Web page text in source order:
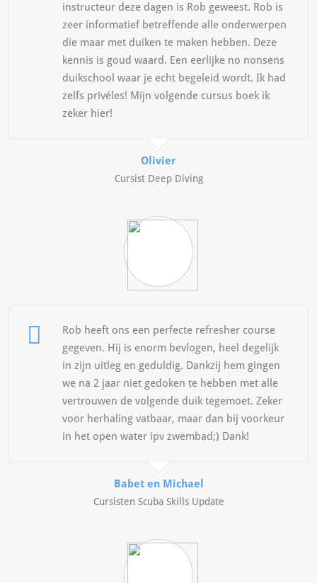
instructeur deze dagen is Rob geweest. Rob is
zeer informatief betreffende alle onderwerpen
die maar met duiken te maken hebben. Deze
kennis is goud waard. Een eerlijke no nonsens
duikschool waar je echt begeleid wordt. Ik had
zelfs privéles! Mijn volgende cursus boek ik
zeker hier!
Olivier
Cursist Deep Diving
Rob heeft ons een perfecte refresher course
gegeven. Hij is enorm bevlogen, heel degelijk
in zijn uitleg en geduldig. Dankzij hem gingen
we na 2 jaar niet gedoken te hebben met alle
vertrouwen de volgende duik tegemoet. Zeker
voor herhaling vatbaar, maar dan bij voorkeur
in het open water ipv zwembad;) Dank!
Babet en Michael
Cursisten Scuba Skills Update